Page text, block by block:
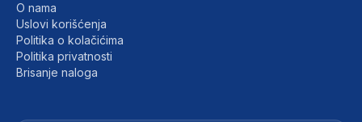
O nama
Uslovi korišćenja
Politika o kolačićima
Politika privatnosti
Brisanje naloga